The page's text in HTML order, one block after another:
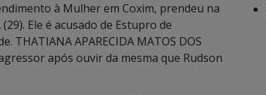
à Mulher em Coxim, prendeu na
Ele é acusado de Estupro de
THATIANA APARECIDA MATOS DOS
após ouvir da mesma que Rudson